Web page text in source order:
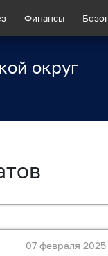
Финансы
округ
07 февраля 2025